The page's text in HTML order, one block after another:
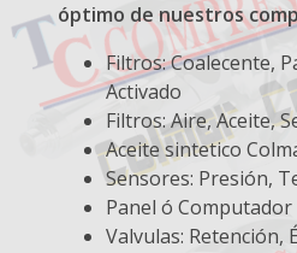
óptimo de nuestros
Filtros: Coalecente,
Activado
Filtros: Aire, Aceite,
Aceite sintetico
Sensores: Presión,
Panel ó Computador
Valvulas: Retención,